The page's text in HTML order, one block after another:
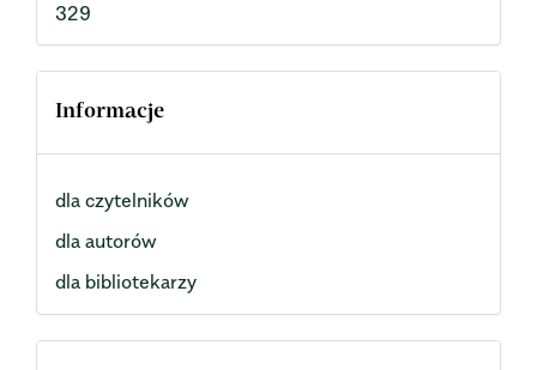
329
Informacje
dla czytelników
dla autorów
dla bibliotekarzy